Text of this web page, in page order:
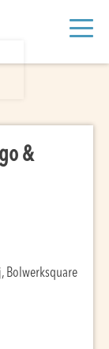
&
Bolwerksquare